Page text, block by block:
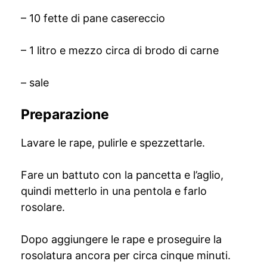
– 10 fette di pane casereccio
– 1 litro e mezzo circa di brodo di carne
– sale
Preparazione
Lavare le rape, pulirle e spezzettarle.
Fare un battuto con la pancetta e l’aglio,
quindi metterlo in una pentola e farlo
rosolare.
Dopo aggiungere le rape e proseguire la
rosolatura ancora per circa cinque minuti.